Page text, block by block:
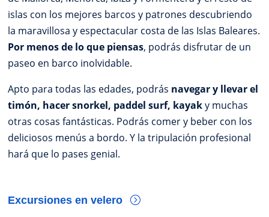
islas con los mejores barcos y patrones descubriendo
la maravillosa y espectacular costa de las Islas Baleares.
Por menos de lo que piensas, podrás disfrutar de un
paseo en barco inolvidable.
Apto para todas las edades, podrás navegar y llevar el
timón, hacer snorkel, paddel surf, kayaky muchas
otras cosas fantásticas. Podrás comer y beber con los
deliciosos menús a bordo. Y la tripulación profesional
hará que lo pases genial.
Excursiones en velero